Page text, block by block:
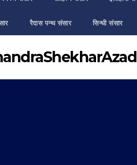
रैदास पन्थ संसार सिन्धी संसार